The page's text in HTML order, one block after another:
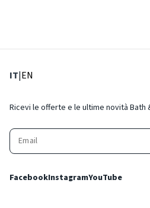
IT: Lingua corrente
|EN
Ricevi le offerte e le ultime novità Bath
FacebookInstagramYouTube